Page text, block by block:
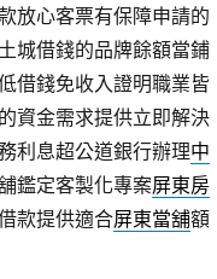
放心客票有保障申請的
城借錢的品牌餘額當鋪
借錢免收入證明職業皆
資金需求提供立即解決
利息超公道銀行辦理中
鑑定客製化專案屏東房
款提供適合屏東當舖額